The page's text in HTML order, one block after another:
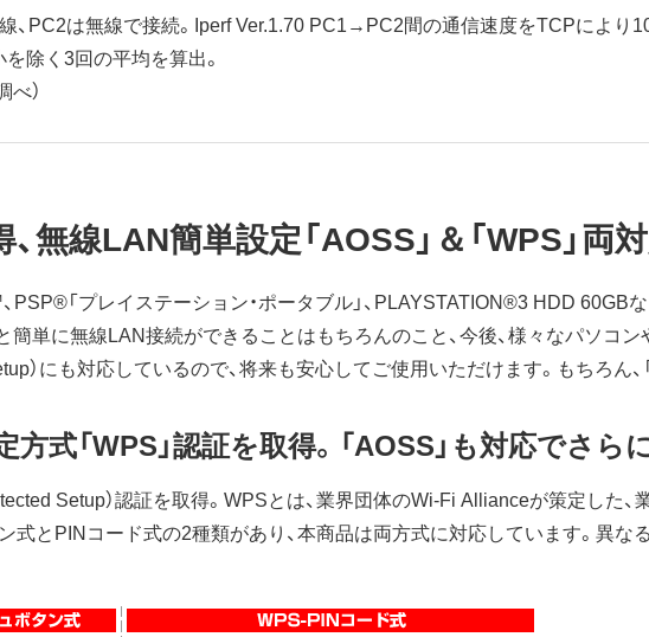
、PC2は無線で接続。Iperf Ver.1.70 PC1→PC2間の通信速度をTCPにより
除く3回の平均を算出。
べ）
無線LAN簡単設定「AOSS」＆「WPS」
PSP®「プレイステーション・ポータブル」、PLAYSTATION®3 HDD
簡単に無線LAN接続ができることはもちろんのこと、今後、様々なパソコ
）にも対応しているので、将来も安心してご使用いただけます。もちろん、
式「WPS」認証を取得。「AOSS」も対応でさら
Setup）認証を取得。WPSとは、業界団体のWi-Fi Allianceが策定した
式とPINコード式の2種類があり、本商品は両方式に対応しています。異